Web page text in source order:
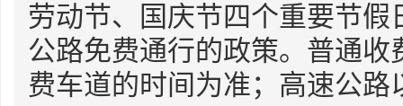
劳动节、国庆节四个重要节
公路免费通行的政策。普通
费车道的时间为准；高速公路